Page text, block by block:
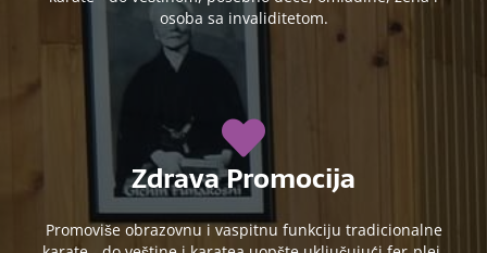
osoba sa invaliditetom.
Zdrava Promocija
Promoviše obrazovnu i vaspitnu funkciju tradicionalne